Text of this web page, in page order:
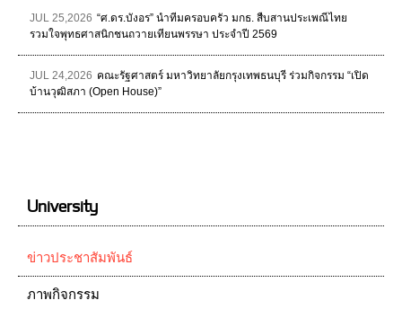
JUL 25,2026 “ศ.ดร.บังอร” นำทีมครอบครัว มกธ. สืบสานประเพณีไทย
รวมใจพุทธศาสนิกชนถวายเทียนพรรษา ประจำปี 2569
JUL 24,2026 คณะรัฐศาสตร์ มหาวิทยาลัยกรุงเทพธนบุรี ร่วมกิจกรรม “เปิด
บ้านวุฒิสภา (Open House)”
University
ข่าวประชาสัมพันธ์
ภาพกิจกรรม